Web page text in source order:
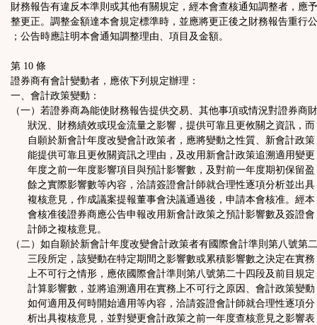
財務報告有違反本準則或其他有關規定，經本會查核通知調整者，應
整更正。調整金額達本會規定標準時，並應將更正後之財務報告重行
；公告時應註明本會通知調整理由、項目及金額。
第 10 條
證券商有會計變動者，應依下列規定辦理：
一、會計政策變動：
（一）若證券商為能使財務報告提供交易、其他事項或情況對證券商
狀況、財務績效或現金流量之影響，提供可靠且更攸關之資訊，而
自願於新會計年度改變會計政策者，應將變動之性質、新會計政策
能提供可靠且更攸關資訊之理由，及改用新會計政策追溯適用變更
年度之前一年度影響項目與預計影響數，及對前一年度期初保留盈
餘之實際影響數等內容，洽請簽證會計師就合理性逐項分析並出具
複核意見，作成議案提報董事會決議通過後，申請本會核准。經本
會核准後證券商應公告申報改用新會計政策之預計影響數及簽證會
計師之複核意見。
（二）如自願於新會計年度改變會計政策者有國際會計準則第八號第
三段所定，該變動在特定期間之影響數或累積影響數之決定在實務
上不可行之情形，應依國際會計準則第八號第二十四段及前目規定
計算影響數，並將追溯適用在實務上不可行之原因、會計政策變動
如何適用及何時開始適用等內容，洽請簽證會計師就合理性逐項分
析出具複核意見，並對變更會計政策之前一年度查核意見之影響表